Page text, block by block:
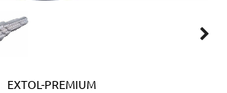
EXTOL-PREMIUM